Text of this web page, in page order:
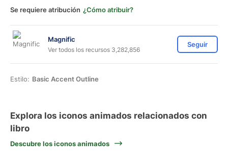
Se requiere atribución ¿Cómo atribuir?
Magnific
Ver todos los recursos 3,282,856
Seguir
Estilo: Basic Accent Outline
Explora los iconos animados relacionados con
libro
Descubre los iconos animados